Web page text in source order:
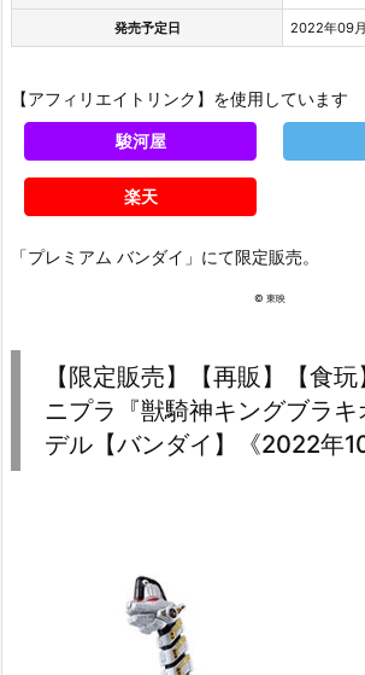
発売予定日 2022年09
【アフィリエイトリンク】を使用しています
駿河屋
楽天
「プレミアム バンダイ」にて限定販売。
© 東映
【限定販売】【再販】【食
ニプラ『獣騎神キングブラ
デル【バンダイ】《2022年